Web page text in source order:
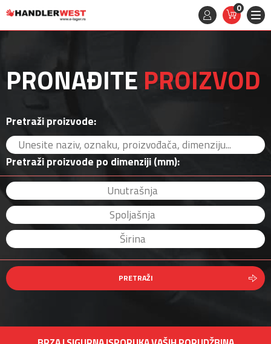
0
STAVKE
0,
RSD
PRONAĐITE PROIZVOD
Pretraži proizvode:
Pretraži proizvode po dimenziji (mm):
PRETRAŽI